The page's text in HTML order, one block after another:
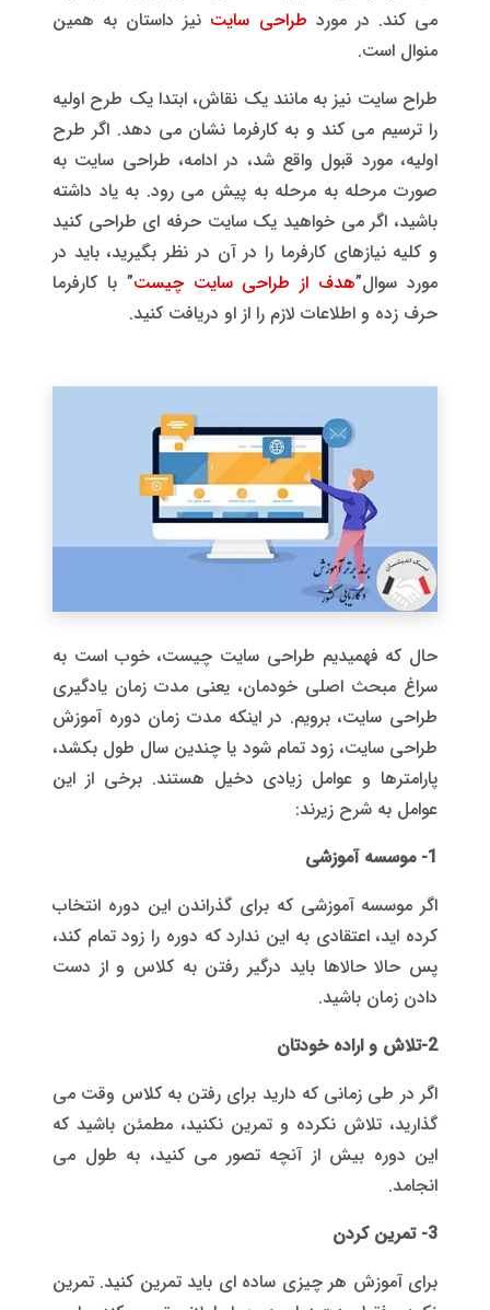
می کند. در مورد طراحی سایت نیز داستان به همین
منوال است.
طراح سایت نیز به مانند یک نقاش، ابتدا یک طرح اولیه
را ترسیم می کند و به کارفرما نشان می دهد. اگر طرح
اولیه، مورد قبول واقع شد، در ادامه، طراحی سایت به
صورت مرحله به مرحله به پیش می رود. به یاد داشته
باشید، اگر می خواهید یک سایت حرفه ای طراحی کنید
و کلیه نیازهای کارفرما را در آن در نظر بگیرید، باید در
مورد سوال”هدف از طراحی سایت چیست” با کارفرما
حرف زده و اطلاعات لازم را از او دریافت کنید.
حال که فهمیدیم طراحی سایت چیست، خوب است به
سراغ مبحث اصلی خودمان، یعنی مدت زمان یادگیری
طراحی سایت، برویم. در اینکه مدت زمان دوره آموزش
طراحی سایت، زود تمام شود یا چندین سال طول بکشد،
پارامترها و عوامل زیادی دخیل هستند. برخی از این
عوامل به شرح زیرند:
1- موسسه آموزشی
اگر موسسه آموزشی که برای گذراندن این دوره انتخاب
کرده اید، اعتقادی به این ندارد که دوره را زود تمام کند،
پس حالا حالاها باید درگیر رفتن به کلاس و از دست
دادن زمان باشید.
2-تلاش و اراده خودتان
اگر در طی زمانی که دارید برای رفتن به کلاس وقت می
گذارید، تلاش نکرده و تمرین نکنید، مطمئن باشید که
این دوره بیش از آنچه تصور می کنید، به طول می
انجامد.
3- تمرین کردن
برای آموزش هر چیزی ساده ای باید تمرین کنید. تمرین